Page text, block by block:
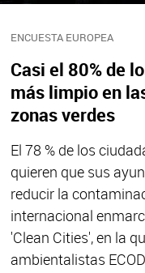
ENCUESTA EUROPEA
Casi el 80% de
más limpio en
zonas verdes
El 78 % de los
quieren que sus
reducir la
internacional
'Clean Cities', en la
ambientalistas